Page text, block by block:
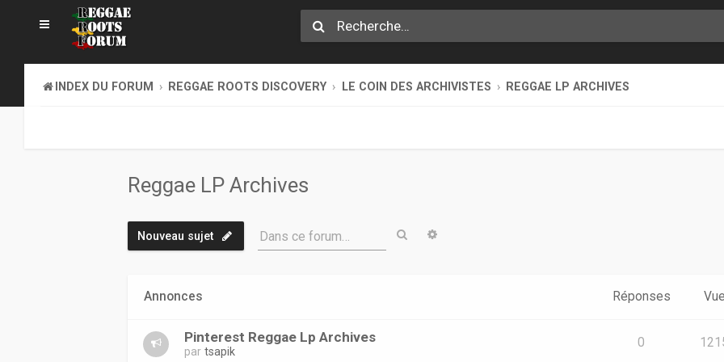
INDEX DU FORUM REGGAE ROOTS DISCOVERY LE COIN DES ARCHIVISTES REGGAE LP ARCHIVES
Reggae LP Archives
Nouveau sujet Dans ce forum… Rechercher
Annonces Réponses
Pinterest Reggae Lp Archives
partsapik
0